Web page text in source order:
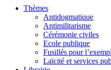
Thèmes
Antidogmatique
Antimilitarisme
Cérémonie civiles
Ecole publique
Fusillés pour
Laïcité et services